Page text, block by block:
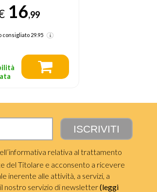
16,99
consigliato29.95
relativa al trattamento
del Titolare e acconsento a ricevere
inerente alle attività, a servizi, a
nostro servizio di newsletter(leggi